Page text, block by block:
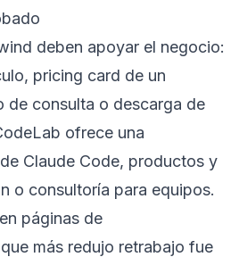
deben apoyar el negocio:
pricing card de un
de consulta o descarga de
ofrece una
Claude Code, productos y
o consultoría para equipos.
páginas de
más redujo retrabajo fue